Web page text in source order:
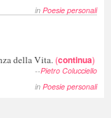
in Poesie personali
della Vita. (continua)
--Pietro Colucciello
in Poesie personali